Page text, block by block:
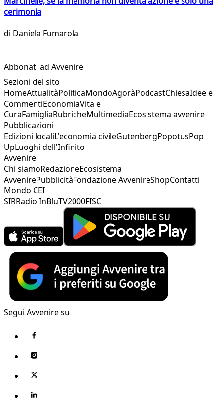
cerimonia
di Daniela Fumarola
Abbonati ad Avvenire
Sezioni del sito
HomeAttualitàPoliticaMondoAgoràPodcastChiesaIdee e
CommentiEconomiaVita e
CuraFamigliaRubricheMultimediaEcosistema avvenire
Pubblicazioni
Edizioni localiL'economia civileGutenbergPopotusPop
UpLuoghi dell'Infinito
Avvenire
Chi siamoRedazioneEcosistema
AvvenirePubblicitàFondazione AvvenireShopContatti
Mondo CEI
SIRRadio InBluTV2000FISC
Segui Avvenire su